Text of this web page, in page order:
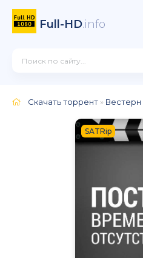
Full-HD.info
Скачать торрент » Вестерн
SATRip